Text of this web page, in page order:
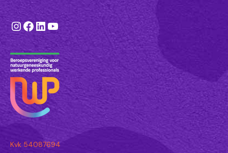
Instagram
Facebook
LinkedIn
YouTube
Kvk 54087694